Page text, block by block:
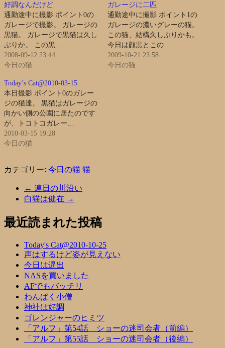
好調なんだけど
通勤途中に撮影 ポイント0の
ガレージで撮影。 ガレージの
黒猫。 ガレージで黒猫は久し
ぶりか。 この黒…
2008-09-12 23:44
今日の猫
ガレージに二匹
通勤途中に撮影 ポイント1の
ガレージの濃いグレーの猫。
この猫、結構久しぶりかも。
今日は顔黒とこの…
2009-10-21 23:58
今日の猫
Today’s Cat@2010-03-15
本日撮影 ポイント0のガレー
ジの猫達。 黒猫はガレージの
向かい側の公園に居たのです
が、トコトコガレー…
2010-03-15 19:28
今日の猫
カテゴリー: 今日の猫 猫
← 連日の川沿い
白猫は健在 →
最近読まれた投稿
Today's Cat@2010-10-25
声はするけど姿が見えない
今日は遅出
NASを買いました
AFでもバッチリ
わんぱく小僧
神社は好調
ゴレンジャーのヒミツ
「アルフ」第54話 ショーの迷司会者（前編）
「アルフ」第55話 ショーの迷司会者（後編）